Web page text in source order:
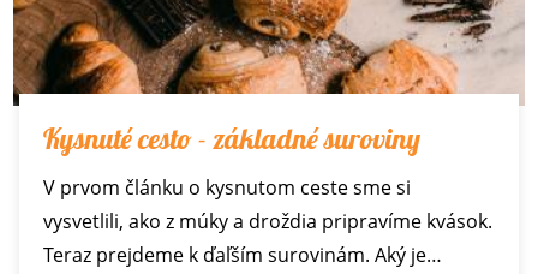
Kysnuté cesto - základné suroviny
V prvom článku o kysnutom ceste sme si
vysvetlili, ako z múky a droždia pripravíme kvások.
Teraz prejdeme k ďaľším surovinám. Aký je…